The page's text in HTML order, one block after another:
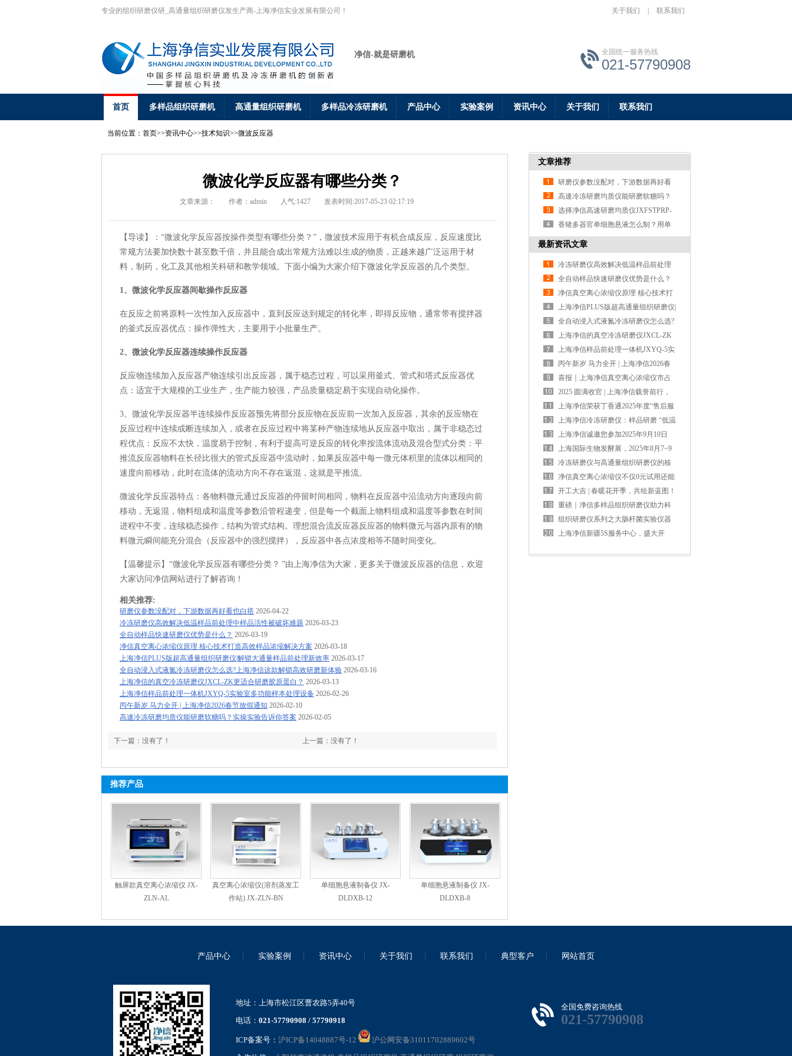
专业的组织研磨仪研_高通量组织研磨仪发生产商-上海净信实业发展有限公司！ 关于我们 联系我们
净信-就是研磨机 全国统一服务热线
021-57790908
首页 多样品组织研磨机 高通量组织研磨机 多样品冷冻研磨机 产品中心 实验案例 资讯中心 关于我们 联系我们
当前位置： 首页>>资讯中心>>技术知识>>微波反应器
微波化学反应器有哪些分类？
文章来源： 作者：admin 人气:1427 发表时间:2017-05-23 02:17:19
【导读】：“微波化学反应器按操作类型有哪些分类？”，微波技术应用于有机合成反应，反应速度比
常规方法要加快数十甚至数千倍，并且能合成出常规方法难以生成的物质，正越来越广泛运用于材
料，制药，化工及其他相关科研和教学领域。下面小编为大家介绍下微波化学反应器的几个类型。
1、微波化学反应器间歇操作反应器
在反应之前将原料一次性加入反应器中，直到反应达到规定的转化率，即得反应物，通常带有搅拌器
的釜式反应器优点：操作弹性大，主要用于小批量生产。
2、微波化学反应器连续操作反应器
反应物连续加入反应器产物连续引出反应器，属于稳态过程，可以采用釜式、管式和塔式反应器优
点：适宜于大规模的工业生产，生产能力较强，产品质量稳定易于实现自动化操作。
3、微波化学反应器半连续操作反应器预先将部分反应物在反应前一次加入反应器，其余的反应物在
反应过程中连续或断连续加入，或者在反应过程中将某种产物连续地从反应器中取出，属于非稳态过
程优点：反应不太快，温度易于控制，有利于提高可逆反应的转化率按流体流动及混合型式分类：平
推流反应器物料在长径比很大的管式反应器中流动时，如果反应器中每一微元体积里的流体以相同的
速度向前移动，此时在流体的流动方向不存在返混，这就是平推流。
微波化学反应器特点：各物料微元通过反应器的停留时间相同，物料在反应器中沿流动方向逐段向前
移动，无返混，物料组成和温度等参数沿管程递变，但是每一个截面上物料组成和温度等参数在时间
进程中不变，连续稳态操作，结构为管式结构。理想混合流反应器反应器的物料微元与器内原有的物
料微元瞬间能充分混合（反应器中的强烈搅拌），反应器中各点浓度相等不随时间变化。
【温馨提示】“微波化学反应器有哪些分类？ ”由上海净信为大家，更多关于微波反应器的信息，欢迎
大家访问净信网站进行了解咨询！
相关推荐:
研磨仪参数没配对，下游数据再好看也白搭 2026-04-22
冷冻研磨仪高效解决低温样品前处理中样品活性被破坏难题 2026-03-23
全自动样品快速研磨仪优势是什么？ 2026-03-19
净信真空离心浓缩仪原理 核心技术打造高效样品浓缩解决方案 2026-03-18
上海净信PLUS版超高通量组织研磨仪|解锁大通量样品前处理新效率 2026-03-17
全自动浸入式液氮冷冻研磨仪怎么选?上海净信这款解锁高效研磨新体验 2026-03-16
上海净信的真空冷冻研磨仪JXCL-ZK更适合研磨胶原蛋白？ 2026-03-13
上海净信样品前处理一体机JXYQ-5实验室多功能样本处理设备 2026-02-26
丙午新岁 马力全开 | 上海净信2026春节放假通知 2026-02-10
高速冷冻研磨均质仪能研磨软糖吗？实操实验告诉你答案 2026-02-05
上一篇：没有了！
下一篇：没有了！
推荐产品
触屏款真空离心浓缩仪 JX-
ZLN-AL
真空离心浓缩仪(溶剂蒸发工
作站) JX-ZLN-BN
单细胞悬液制备仪 JX-
DLDXB-12
单细胞悬液制备仪 JX-
DLDXB-8
文章推荐
研磨仪参数没配对，下游数据再好看
也白搭
高速冷冻研磨均质仪能研磨软糖吗？
实操实验告诉你答案
选择净信高速研磨均质仪JXFSTPRP-
192的理由之玉米种子研磨实验分享
香猪多器官单细胞悬液怎么制？用单
细胞悬液制备仪
最新资讯文章
冷冻研磨仪高效解决低温样品前处理
中样品活性被破坏难题
全自动样品快速研磨仪优势是什么？
净信真空离心浓缩仪原理 核心技术打
造高效样品浓缩解决方案
上海净信PLUS版超高通量组织研磨仪|
解锁大通量样品前处理新效率
全自动浸入式液氮冷冻研磨仪怎么选?
上海净信这款解锁高效研磨新体验
上海净信的真空冷冻研磨仪JXCL-ZK
更适合研磨胶原蛋白？
上海净信样品前处理一体机JXYQ-5实
验室多功能样本处理设备
丙午新岁 马力全开 | 上海净信2026春
节放假通知
喜报｜上海净信真空离心浓缩仪市占
13.75% 稳居全国第二
2025 圆满收官 | 上海净信载誉前行，
以技术创新谱写国产仪器硬实力
上海净信荣获丁香通2025年度“售后服
务十佳品牌奖”以服务铸就信赖！
上海净信冷冻研磨仪：样品研磨 “低温
守护”，保障分析物完整性
上海净信诚邀您参加2025年9月10日
~12日，第二十一届北京分析测试学术
报告会暨展览会
上海国际生物发酵展，2025年8月7~9
日上海净信诚邀您的莅临！
冷冻研磨仪与高通量组织研磨仪的核
心差异对比
净信真空离心浓缩仪不仅0元试用还能
领300元现金大奖？
开工大吉 | 春暖花开季，共绘新蓝图！
重磅｜净信多样品组织研磨仪助力科
学家获得2024年度中国生命科学十大
进展”
组织研磨仪系列之大肠杆菌实验仪器
选型指南
上海净信新疆5S服务中心，盛大开
产品中心 实验案例 资讯中心 关于我们 联系我们 典型客户 网站首页
地址：上海市松江区曹农路5弄40号
电话： 021-57790908 / 57790918
ICP备案号： 沪ICP备14048887号-12
沪公网安备31011702889602号
全国免费咨询热线
021-57790908